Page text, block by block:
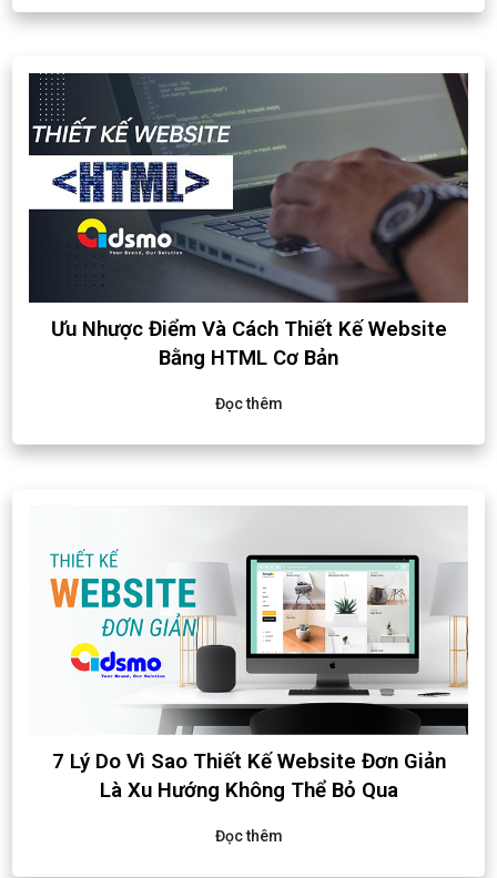
Ưu Nhược Điểm Và Cách Thiết Kế Website
Bằng HTML Cơ Bản
Đọc thêm
7 Lý Do Vì Sao Thiết Kế Website Đơn Giản
Là Xu Hướng Không Thể Bỏ Qua
Đọc thêm